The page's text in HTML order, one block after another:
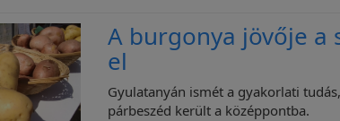
A burgonya jövője a
el
Gyulatanyán ismét a gyakorlati
párbeszéd került a középpontba.